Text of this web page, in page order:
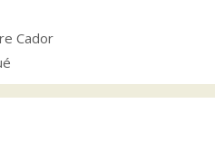
Cador